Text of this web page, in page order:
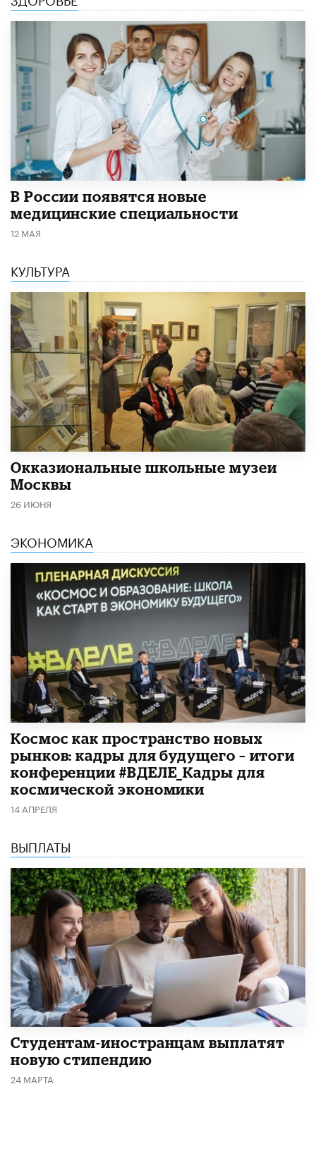
В России появятся новые
медицинские специальности
12 МАЯ
КУЛЬТУРА
​Окказиональные школьные музеи
Москвы
26 ИЮНЯ
ЭКОНОМИКА
Космос как пространство новых
рынков: кадры для будущего – итоги
конференции #ВДЕЛЕ_Кадры для
космической экономики
14 АПРЕЛЯ
ВЫПЛАТЫ
Студентам-иностранцам выплатят
новую стипендию
24 МАРТА